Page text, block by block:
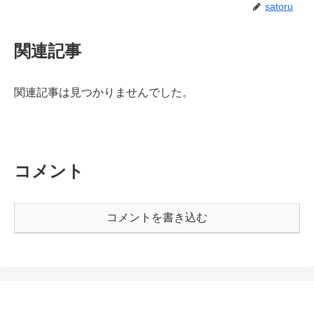
satoru
関連記事
関連記事は見つかりませんでした。
コメント
コメントを書き込む